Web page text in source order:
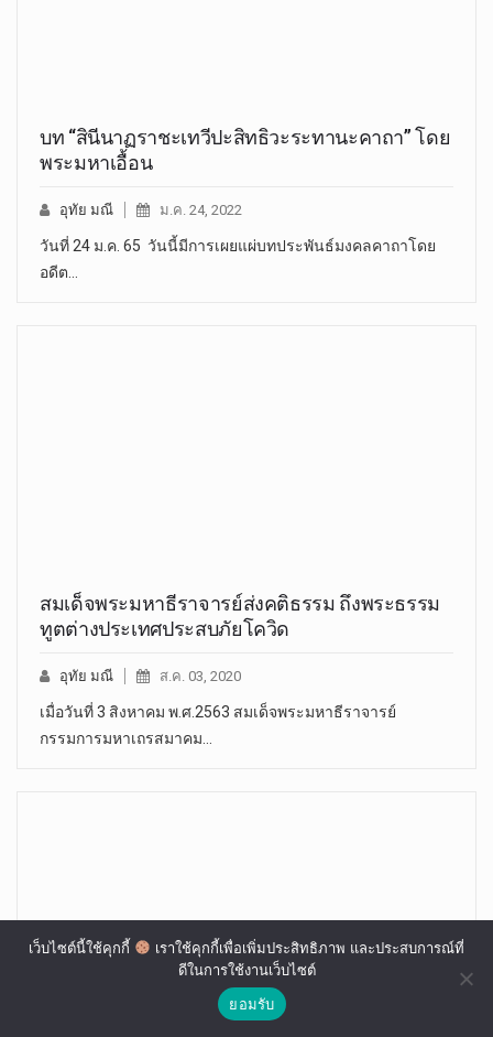
บท “สินีนาฏราชะเทวีปะสิทธิวะระทานะคาถา” โดย
พระมหาเอื้อน
อุทัย มณี ม.ค. 24, 2022
วันที่ 24 ม.ค. 65 วันนี้มีการเผยแผ่บทประพันธ์มงคลคาถาโดย
อดีต…
สมเด็จพระมหาธีราจารย์ส่งคติธรรม ถึงพระธรรม
ทูตต่างประเทศประสบภัยโควิด
อุทัย มณี ส.ค. 03, 2020
เมื่อวันที่ 3 สิงหาคม พ.ศ.2563 สมเด็จพระมหาธีราจารย์
กรรมการมหาเถรสมาคม…
เว็บไซต์นี้ใช้คุกกี้
เราใช้คุกกี้เพื่อเพิ่มประสิทธิภาพ และประสบการณ์ที่
ดีในการใช้งานเว็บไซต์
ยอมรับ